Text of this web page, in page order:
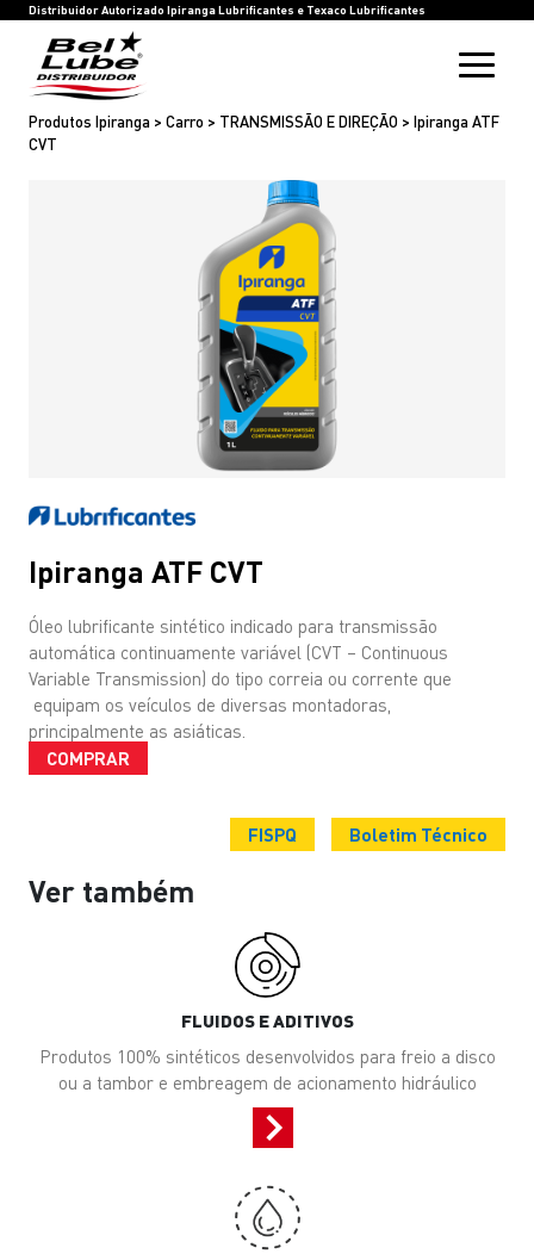
Distribuidor Autorizado Ipiranga Lubrificantes e Texaco Lubrificantes
HOME
BEL LUBE
BLOG
RASTREIE SUA COMPRA
INOVAÇÃO
SAC
IPIRANGA LUBRIFICANTES
TEXACO LUBRIFICANTES
Produtos Ipiranga > Carro > TRANSMISSÃO E DIREÇÃO > Ipiranga ATF
CVT
Ipiranga ATF CVT
Óleo lubrificante sintético indicado para transmissão
automática continuamente variável (CVT – Continuous
Variable Transmission) do tipo correia ou corrente que
equipam os veículos de diversas montadoras,
principalmente as asiáticas.
COMPRAR
FISPQ Boletim Técnico
Ver também
FLUIDOS E ADITIVOS
Produtos 100% sintéticos desenvolvidos para freio a disco
ou a tambor e embreagem de acionamento hidráulico